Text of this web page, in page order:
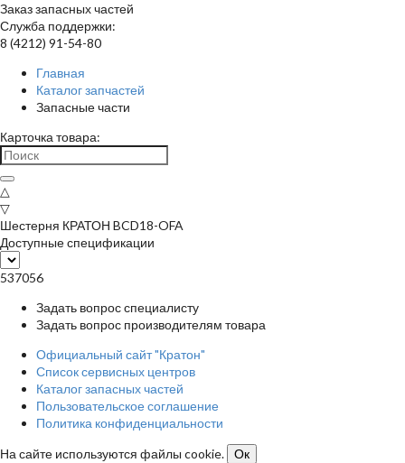
Заказ запасных частей
Служба поддержки:
8 (4212) 91-54-80
Главная
Каталог запчастей
Запасные части
Карточка товара:
△
▽
Шестерня КРАТОН BCD18-OFA
Доступные спецификации
537056
Задать вопрос специалисту
Задать вопрос производителям товара
Официальный сайт "Кратон"
Список сервисных центров
Каталог запасных частей
Пользовательское соглашение
Политика конфиденциальности
На сайте используются файлы cookie.
Ок